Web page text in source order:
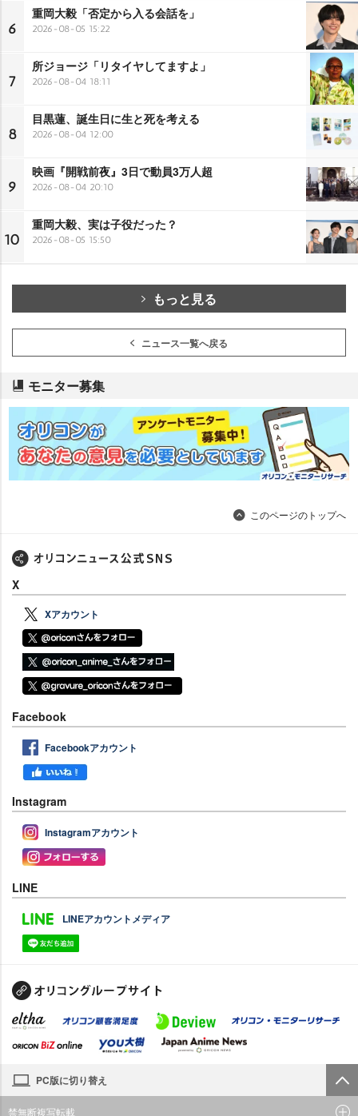
6
重岡大毅「否定から入る会話を」
2026-08-05 15:22
7
所ジョージ「リタイヤしてますよ」
2026-08-04 18:11
8
目黒蓮、誕生日に生と死を考える
2026-08-04 12:00
9
映画『開戦前夜』3日で動員3万人超
2026-08-04 20:10
10
重岡大毅、実は子役だった？
2026-08-05 15:50
もっと見る
ニュース一覧へ戻る
モニター募集
このページのトップへ
X
Xアカウント
Facebook
Facebookアカウント
Instagram
Instagramアカウント
LINE
LINEアカウントメディア
PC版に切り替え
禁無断複写転載